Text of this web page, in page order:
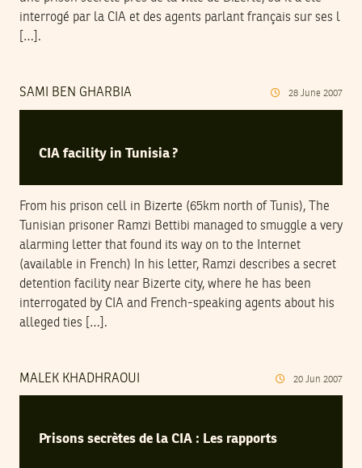
interrogé par la CIA et des agents parlant français sur ses l
[…].
SAMI BEN GHARBIA 28 June 2007
CIA facility in Tunisia ?
From his prison cell in Bizerte (65km north of Tunis), The
Tunisian prisoner Ramzi Bettibi managed to smuggle a very
alarming letter that found its way on to the Internet
(available in French) In his letter, Ramzi describes a secret
detention facility near Bizerte city, where he has been
interrogated by CIA and French-speaking agents about his
alleged ties […].
MALEK KHADHRAOUI 20 Jun 2007
Prisons secrètes de la CIA : Les rapports